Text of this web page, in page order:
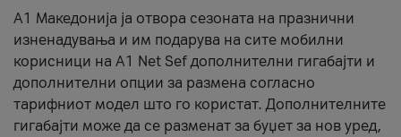
А1 Македонија ја отвора сезоната на празнични
изненадувања и им подарува на сите мобилни
корисници на A1 Net Sef дополнителни гигабајти и
дополнителни опции за размена согласно
тарифниот модел што го користат. Дополнителните
гигабајти може да се разменат за буџет за нов уред,